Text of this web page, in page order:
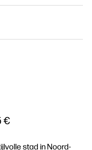
€
stad in Noord-